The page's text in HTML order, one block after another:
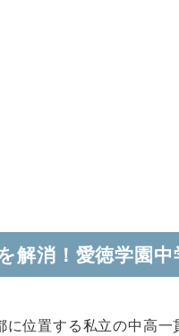
解消！愛徳学園
に位置する私立の中高